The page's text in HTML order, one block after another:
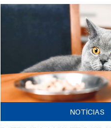
MAIS
NOTÍCIAS